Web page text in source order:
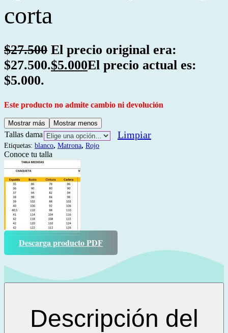
corta
$27.500 El precio original era:
$27.500.$5.000El precio actual es:
$5.000.
Este producto no admite cambio ni devolución
Mostrar más Mostrar menos
Tallas dama Limpiar
Etiquetas: blanco, Matrona, Rojo
Conoce tu talla
Descarga producto PDF
Descripción del